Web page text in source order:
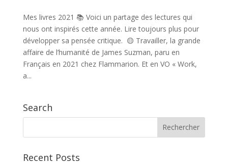
Mes livres 2021 📚 Voici un partage des lectures qui
nous ont inspirés cette année. Lire toujours plus pour
développer sa pensée critique. 🟡 Travailler, la grande
affaire de l’humanité de James Suzman, paru en
Français en 2021 chez Flammarion. Et en VO « Work,
a...
Search
Recent Posts